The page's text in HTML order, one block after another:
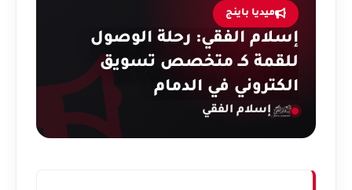
ميديا باينج
إسلام الفقي: رحلة الوصول
للقمة كـ متخصص تسويق
الكتروني في الدمام
إسلام الفقي